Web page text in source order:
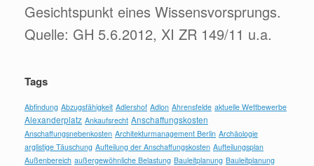
Gesichtspunkt eines Wissensvorsprungs.
Quelle: GH 5.6.2012, XI ZR 149/11 u.a.
Tags
Abfindung Abzugsfähigkeit Adlershof Adlon Ahrensfelde aktuelle Wettbewerbe
Alexanderplatz Ankaufsrecht Anschaffungskosten
Anschaffungsnebenkosten Architekturmanagement Berlin Archäologie
arglistige Täuschung Aufteilung der Anschaffungskosten Aufteilungsplan
Außenbereich außergewöhnliche Belastung Bauleitplanung Bauleitplanung